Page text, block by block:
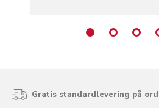
Gratis standardlevering på